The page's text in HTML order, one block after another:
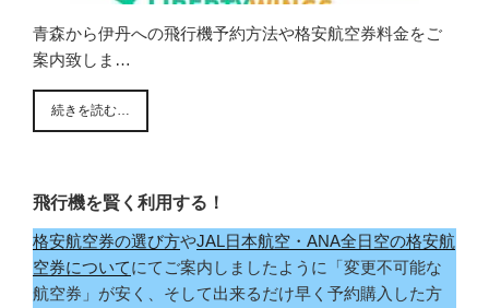
青森から伊丹への飛行機予約方法や格安航空券料金をご
案内致しま…
続きを読む…
飛行機を賢く利用する！
格安航空券の選び方やJAL日本航空・ANA全日空の格安航
空券についてにてご案内しましたように「変更不可能な
航空券」が安く、そして出来るだけ早く予約購入した方